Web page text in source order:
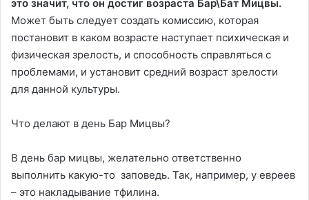
это значит, что он достиг возраста Бар\Бат Мицвы.
Может быть следует создать комиссию, которая
постановит в каком возрасте наступает психическая и
физическая зрелость, и способность справляться с
проблемами, и установит средний возраст зрелости
для данной культуры.
Что делают в день Бар Мицвы?
В день бар мицвы, желательно ответственно
выполнить какую-то заповедь. Так, например, у евреев
– это накладывание тфилина.